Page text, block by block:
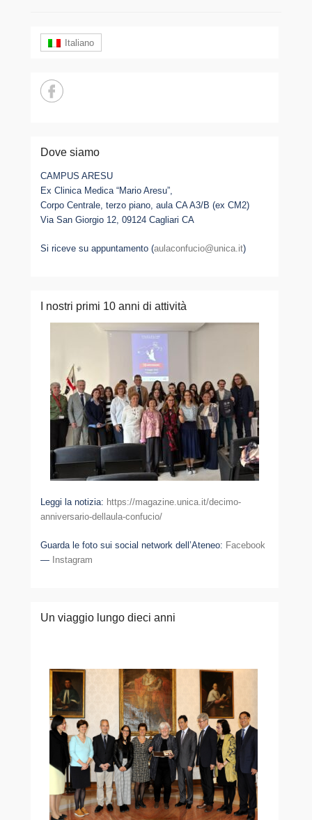
Italiano
Dove siamo
CAMPUS ARESU
Ex Clinica Medica “Mario Aresu”,
Corpo Centrale, terzo piano, aula CA A3/B (ex CM2)
Via San Giorgio 12, 09124 Cagliari CA
Si riceve su appuntamento (aulaconfucio@unica.it)
I nostri primi 10 anni di attività
Leggi la notizia: https://magazine.unica.it/decimo-
anniversario-dellaula-confucio/
Guarda le foto sui social network dell’Ateneo: Facebook
— Instagram
Un viaggio lungo dieci anni